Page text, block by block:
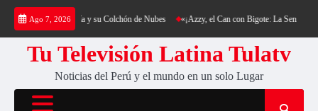
Saltar
contenido
Ago 7, 2026
al Cerro Cantería y su Colchón de Nubes «¡Azzy, el Can con Bigote: La Sensación
Tu Televisión Latina Tulatv
Noticias del Perú y el mundo en un solo Lugar